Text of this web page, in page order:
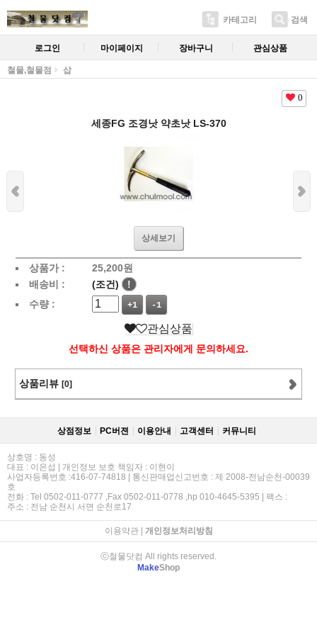
카테고리 검색
로그인 마이페이지 장바구니 관심상품
철물,철물점 삽
0
세종FG 조경낫 약초낫 LS-370
상세보기
상품가 : 25,200원
배송비 :
(조건)
!
수량 :
+1 -1
관심상품
선택하신 상품은 관리자에게 문의하세요.
상품리뷰 [0]
상점정보 PC버젼 이용안내 고객센터 커뮤니티
상호명 : 동성
대표 : 이은섭 | 개인정보 보호 책임자 : 이현이
사업자등록번호 :416-07-74818 | 통신판매업신고번호 : 제 2008-전남순천-00039
호
전화 : Tel 0502-011-0777 ,Fax 0502-011-0778 ,hp 010-4645-5395 | 팩스 :
주소 : 전남 순천시 서면 순천로17
이용약관| 개인정보처리방침
ⓒ철물닷컴 All rights reserved.
MakeShop